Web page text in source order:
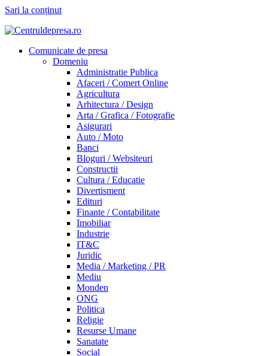
Sari la conținut
Comunicate de presa
Domeniu
Administratie Publica
Afaceri / Comert Online
Agricultura
Arhitectura / Design
Arta / Grafica / Fotografie
Asigurari
Auto / Moto
Banci
Bloguri / Websiteuri
Constructii
Cultura / Educatie
Divertisment
Edituri
Finante / Contabilitate
Imobiliar
Industrie
IT&C
Juridic
Media / Marketing / PR
Mediu
Monden
ONG
Politica
Religie
Resurse Umane
Sanatate
Social